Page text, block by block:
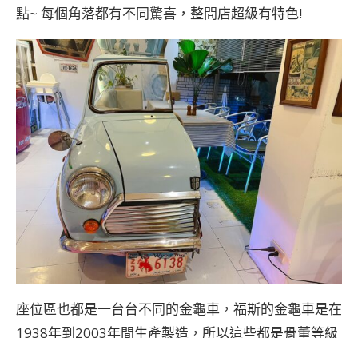
點~ 每個角落都有不同驚喜，整間店超級有特色!
座位區也都是一台台不同的金龜車，福斯的金龜車是在
1938年到2003年間生產製造，所以這些都是骨董等級